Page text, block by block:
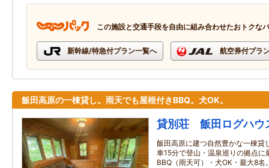
この施設と交通手段を自由に組み合わせたおトクな
新幹線/特急付プラン一覧へ 航空券付プラ
飯田高原の一棟貸し。雨天でも屋根付きBBQ。犬OK。
貸別荘 飯田ログハウ
飯田高原に建つ自然豊かな一棟貸
車15分で登山・温泉巡りの拠点に
BBQ（雨天可）・犬OK・最大8名